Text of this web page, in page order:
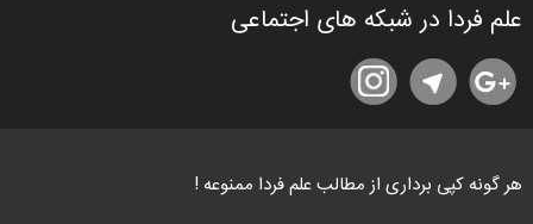
علم فردا در شبکه های اجتماعی
هر گونه کپی برداری از مطالب علم فردا ممنوعه !